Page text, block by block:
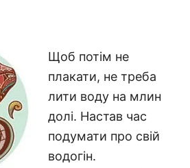
Щоб потім не
плакати, не треба
лити воду на млин
долі. Настав час
подумати про свій
водогін.